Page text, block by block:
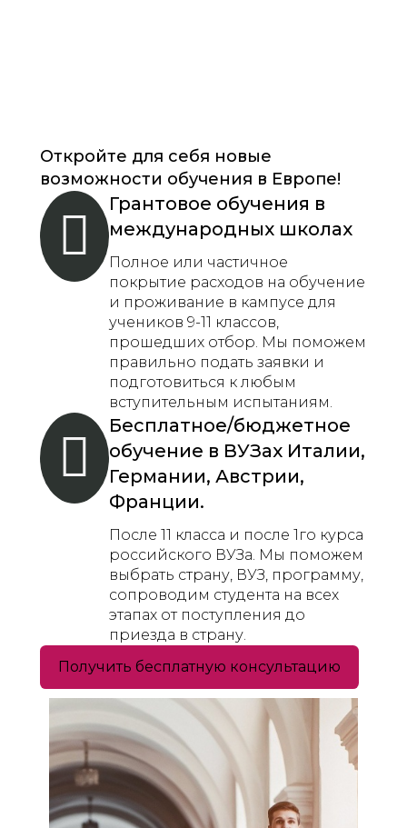
Откройте для себя новые
возможности обучения в Европе!
Грантовое обучения в
международных школах
Полное или частичное
покрытие расходов на обучение
и проживание в кампусе для
учеников 9-11 классов,
прошедших отбор. Мы поможем
правильно подать заявки и
подготовиться к любым
вступительным испытаниям.
Бесплатное/бюджетное
обучение в ВУЗах Италии,
Германии, Австрии,
Франции.
После 11 класса и после 1го курса
российского ВУЗа. Мы поможем
выбрать страну, ВУЗ, программу,
сопроводим студента на всех
этапах от поступления до
приезда в страну.
Получить бесплатную консультацию